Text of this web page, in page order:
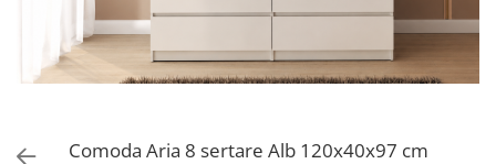
Comoda Aria 8 sertare Alb 120x40x97 cm